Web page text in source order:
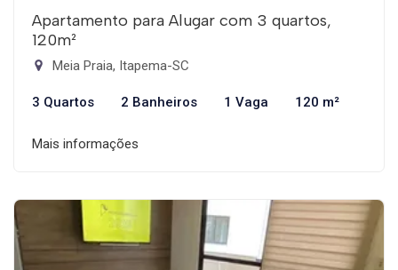
Apartamento para Alugar com 3 quartos,
120m²
Meia Praia, Itapema-SC
3 Quartos 2 Banheiros 1 Vaga 120 m²
Mais informações